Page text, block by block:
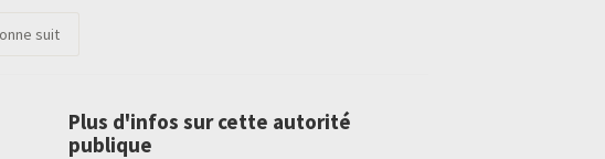
suit
Plus d'infos sur cette autorité
publique